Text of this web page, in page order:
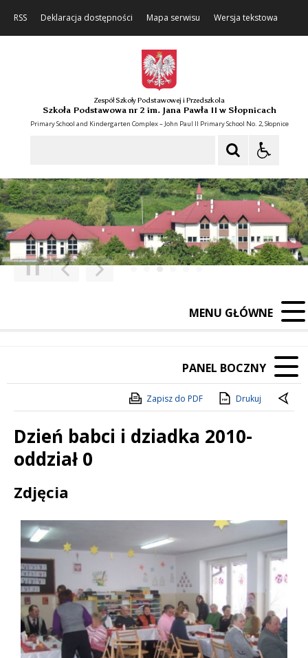
RSS Deklaracja dostępności Mapa serwisu Wersja tekstowa
Zespół Szkoły Podstawowej i Przedszkola
Szkoła Podstawowa nr 2 im. Jana Pawła II w Słopnicach
Primary School and Kindergarten Complex – John Paul II Primary School No. 2, Słopnice
Poprzedni Element
Następny Element
❚❚
MENU GŁÓWNE
PANEL BOCZNY
Zapisz do PDF Drukuj
Dzień babci i dziadka 2010-
oddział 0
Treść
Zdjęcia